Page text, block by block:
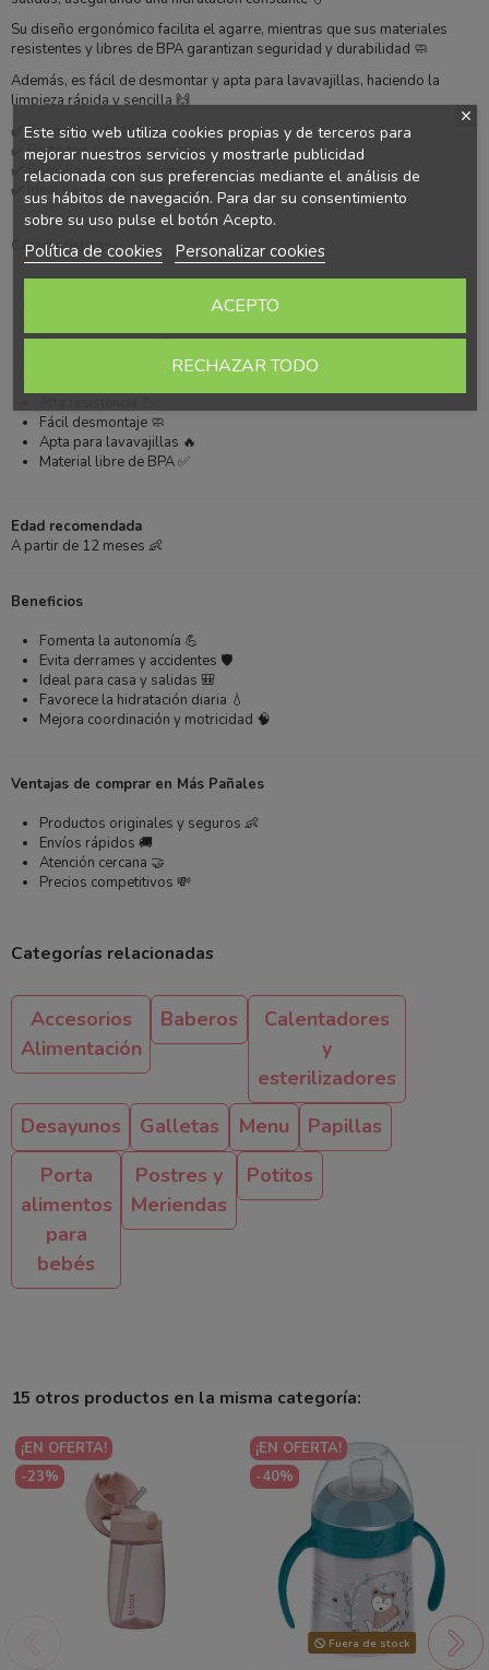
Su diseño ergonómico facilita el agarre, mientras que sus materiales
resistentes y libres de BPA garantizan seguridad y durabilidad 🧼
Además, es fácil de desmontar y apta para lavavajillas, haciendo la
limpieza rápida y sencilla 🙌
✔️ Capacidad de 450 ml
✔️ Pajita con sistema antigoteo
✔️ Boquilla flip-top higiénica
✔️ Ideal para bebés +12 meses
Características
Taza de aprendizaje 450 ml 🥤
Sistema antigoteo 🛡️
Boquilla flip-top retráctil 🔄
Fácil desmontaje 🧼
Apta para lavavajillas 🔥
Material libre de BPA ✅
Edad recomendada
A partir de 12 meses 👶
Beneficios
Fomenta la autonomía 💪
Evita derrames y accidentes 🛡️
Ideal para casa y salidas 🎒
Favorece la hidratación diaria 💧
Mejora coordinación y motricidad 🧠
Ventajas de comprar en Más Pañales
Productos originales y seguros 👶
Envíos rápidos 🚚
Atención cercana 🤝
Precios competitivos 💸
Categorías relacionadas
Accesorios
Alimentación
Baberos
Calentadores
y
esterilizadores
Desayunos
Galletas Menu
Papillas
Porta
alimentos
para
bebés
Postres y
Meriendas
Potitos
15 otros productos en la misma categoría:
¡EN OFERTA!
-23%
¡EN OFERTA!
-40%
Fuera de stock
Este sitio web utiliza cookies propias y de terceros para
mejorar nuestros servicios y mostrarle publicidad
relacionada con sus preferencias mediante el análisis de
sus hábitos de navegación. Para dar su consentimiento
sobre su uso pulse el botón Acepto.
Política de cookies Personalizar cookies
RECHAZAR TODO
ACEPTO